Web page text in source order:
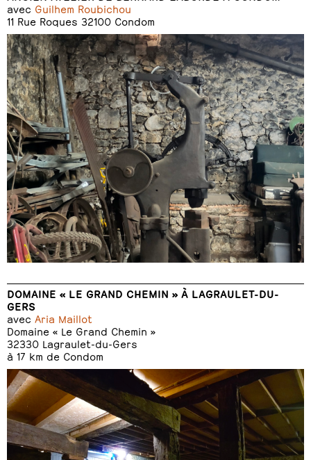
avec Guilhem Roubichou
11 Rue Roques 32100 Condom
DOMAINE « LE GRAND CHEMIN » À LAGRAULET-DU-
GERS
avec Aria Maillot
Domaine « Le Grand Chemin »
32330 Lagraulet-du-Gers
à 17 km de Condom